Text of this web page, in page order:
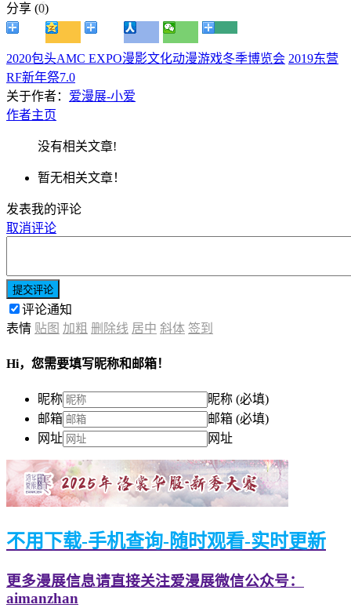
分享 (0)
2020包头AMC EXPO漫影文化动漫游戏冬季博览会 2019东营
RF新年祭7.0
关于作者： 爱漫展-小爱
作者主页
没有相关文章!
暂无相关文章！
发表我的评论
取消评论
提交评论
评论通知
表情 贴图 加粗 删除线 居中 斜体 签到
Hi，您需要填写昵称和邮箱！
昵称
昵称 (必填)
邮箱
邮箱 (必填)
网址
网址
不用下载-手机查询-随时观看-实时更新
更多漫展信息请直接关注爱漫展微信公众号：
aimanzhan